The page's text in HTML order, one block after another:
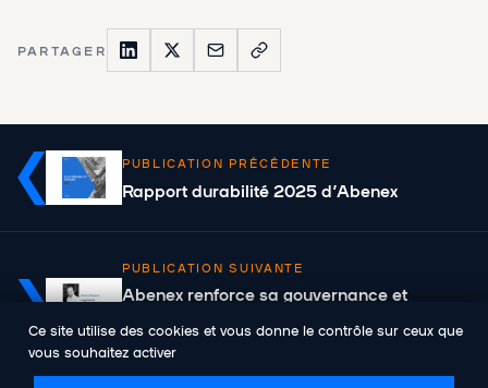
PARTAGER
PUBLICATION PRÉCÉDENTE
Rapport durabilité 2025 d’Abenex
PUBLICATION SUIVANTE
Abenex renforce sa gouvernance et
Général
Ce site utilise des cookies et vous donne le contrôle sur ceux que
vous souhaitez activer